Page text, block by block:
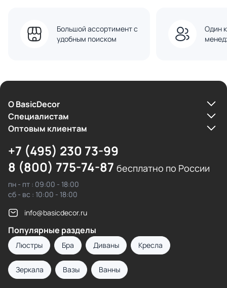
Большой ассортимент с
удобным поиском
Один
О BasicDecor
Cпециалистам
Оптовым клиентам
+7 (495) 230 73-99
8 (800) 775-74-87 бесплатно по России
пн - пт : 09:00 - 18:00
сб - вс : 10:00 - 18:00
info@basicdecor.ru
Популярные разделы
Люстры Бра Диваны Кресла
Зеркала Вазы Ванны